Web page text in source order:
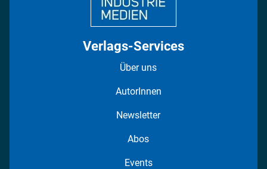
Verlags-Services
Über uns
AutorInnen
Newsletter
Abos
Events